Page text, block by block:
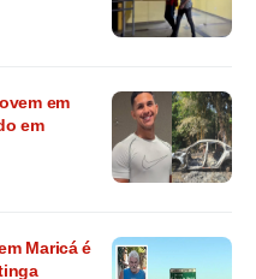
em
em
Maricá é